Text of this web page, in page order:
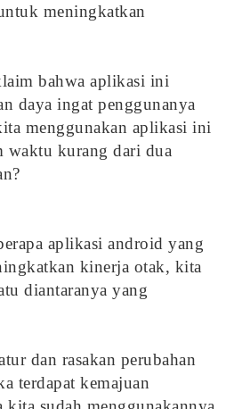
meningkatkan
bahwa aplikasi ini
daya ingat penggunanya
menggunakan aplikasi ini
waktu kurang dari dua
aplikasi android yang
kinerja otak, kita
diantaranya yang
dan rasakan perubahan
terdapat kemajuan